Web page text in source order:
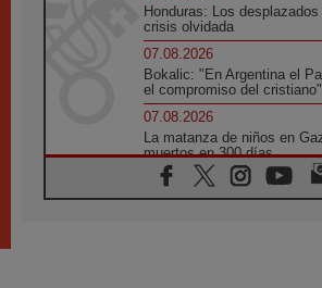
Honduras: Los
crisis olvidada
07.08.2026
Bokalic: "En Argentina el
el compromiso del cristiano"
07.08.2026
La matanza de niños en
muertos en 300 días
07.08.2026
Tagle: La guerra desfigura